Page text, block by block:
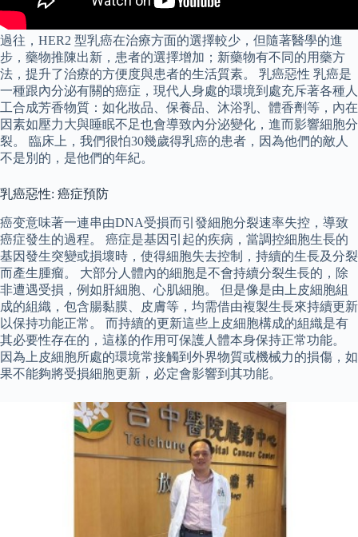
過往，HER2 型乳癌在治療方面的選擇較少，但隨著醫學的進
步，藥物推陳出新，患者的選擇增加；新藥物有不同的用藥方
法，提升了治療的方便度與患者的生活質素。 乳癌惡性 乳癌是
一種跟內分泌有關的癌症，現代人身處的環境到處充斥著各種人
工合成芳香物質：如化妝品、保養品、沐浴乳、體香劑等，內在
因素如壓力大與睡眠不足也會導致內分泌變化，進而影響細胞分
裂。 臨床上，我們很怕30幾歲得乳癌的患者，因為他們的敵人
不是別的，是他們的年紀。
乳癌惡性: 癌症預防
癌变意味著一連串由DNA受損而引發細胞分裂速率失控，導致
癌症發生的過程。 癌症是基因引起的疾病，當調控細胞生長的
基因發生突變或損壞時，使得細胞失去控制，持續的生長及分裂
而產生腫瘤。 大部分人體內的細胞是不會持續分裂生長的，除
非遭遇受損，例如肝細胞、心肌細胞。 但是像是由上皮細胞組
成的組織，包含腸黏膜、皮膚等，均需借由複製生長來持續更新
以保持功能正常。 而持續的更新這些上皮細胞構成的組織是有
其必要性存在的，這樣的作用可保護人體本身保持正常功能。
因為上皮細胞所處的環境常接觸到外界物質或機械力的損傷，如
果不能夠將受損細胞更新，必定會影響到其功能。